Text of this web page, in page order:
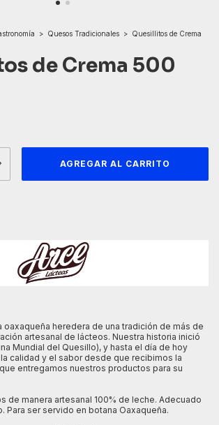
> Quesos Tradicionales > Quesillitos de Crema
de Crema 500
oaxaqueña heredera de una tradición de más de
artesanal de lácteos. Nuestra historia inició
Mundial del Quesillo), y hasta el día de hoy
calidad y el sabor desde que recibimos la
entregamos nuestros productos para su
de manera artesanal 100% de leche. Adecuado
Para ser servido en botana Oaxaqueña.